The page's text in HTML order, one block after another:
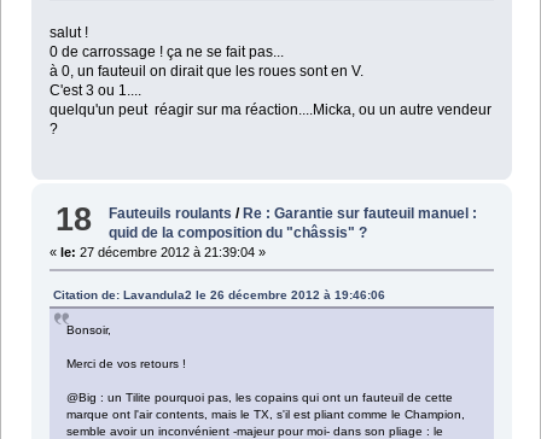
salut !
0 de carrossage ! ça ne se fait pas...
à 0, un fauteuil on dirait que les roues sont en V.
C'est 3 ou 1....
quelqu'un peut réagir sur ma réaction....Micka, ou un autre vendeur
?
18 Fauteuils roulants /Re : Garantie sur fauteuil manuel :
quid de la composition du "châssis" ?
« le: 27 décembre 2012 à 21:39:04 »
Citation de: Lavandula2 le 26 décembre 2012 à 19:46:06
Bonsoir,
Merci de vos retours !
@Big : un Tilite pourquoi pas, les copains qui ont un fauteuil de cette
marque ont l'air contents, mais le TX, s'il est pliant comme le Champion,
semble avoir un inconvénient -majeur pour moi- dans son pliage : le